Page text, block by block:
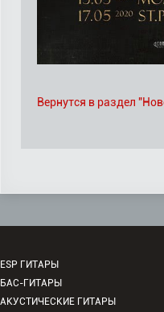
Вернутся в раздел
ESP ГИТАРЫ
БАС-ГИТАРЫ
АКУСТИЧЕСКИЕ ГИТАРЫ